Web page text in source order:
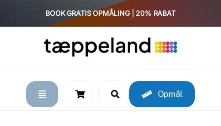
content
BOOK GRATIS OPMÅLING | 20% RABAT
Opmål